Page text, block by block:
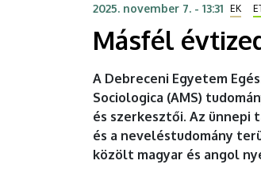
DEBRECENI
EGYETEM
2025. november 7. - 13:31 EK
Másfél
A Debreceni Egyetem
Sociologica (AMS)
és szerkesztői. Az ünnepi
és a neveléstudomány
közölt magyar és angol